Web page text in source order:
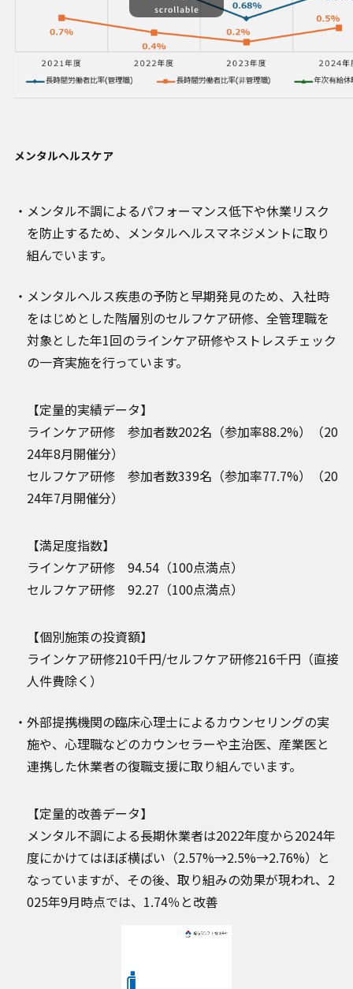
メンタルヘルスケア
メンタル不調によるパフォーマンス低下や休業リスク
を防止するため、メンタルヘルスマネジメントに取り
組んでいます。
メンタルヘルス疾患の予防と早期発見のため、入社時
をはじめとした階層別のセルフケア研修、全管理職を
対象とした年1回のラインケア研修やストレスチェック
の一斉実施を行っています。
【定量的実績データ】
ラインケア研修 参加者数202名（参加率88.2%）（20
24年8月開催分）
セルフケア研修 参加者数339名（参加率77.7%）（20
24年7月開催分）
【満足度指数】
ラインケア研修 94.54（100点満点）
セルフケア研修 92.27（100点満点）
【個別施策の投資額】
ラインケア研修210千円/セルフケア研修216千円（直接
人件費除く）
外部提携機関の臨床心理士によるカウンセリングの実
施や、心理職などのカウンセラーや主治医、産業医と
連携した休業者の復職支援に取り組んでいます。
【定量的改善データ】
メンタル不調による長期休業者は2022年度から2024年
度にかけてはほぼ横ばい（2.57%→2.5%→2.76%）と
なっていますが、その後、取り組みの効果が現われ、2
025年9月時点では、1.74％と改善